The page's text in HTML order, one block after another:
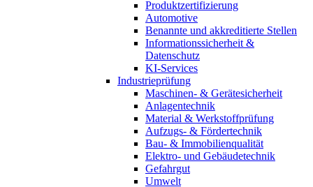
Produktzertifizierung
Automotive
Benannte und akkreditierte Stellen
Informationssicherheit &
Datenschutz
KI-Services
Industrieprüfung
Maschinen- & Gerätesicherheit
Anlagentechnik
Material & Werkstoffprüfung
Aufzugs- & Fördertechnik
Bau- & Immobilienqualität
Elektro- und Gebäudetechnik
Gefahrgut
Umwelt